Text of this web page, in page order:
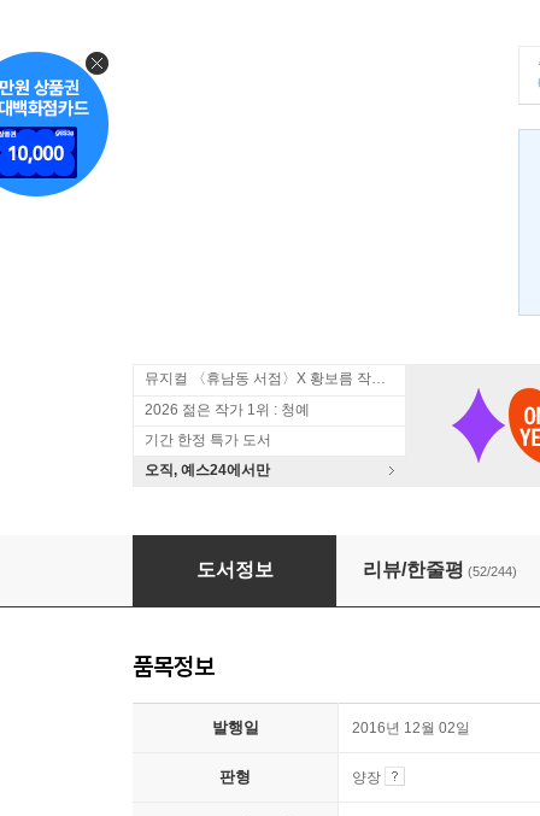
뮤지컬 〈휴남동 서점〉X 황보름 작가 북토크
2026 젊은 작가 1위 : 청예
기간 한정 특가 도서
오직, 예스24에서만
노르웨이의 숲 : 30th 기념 리미티드 에디션
도서정보 리뷰/한줄평 (52/244)
품목정보
발행일 2016년 12월 02일
판형 양장